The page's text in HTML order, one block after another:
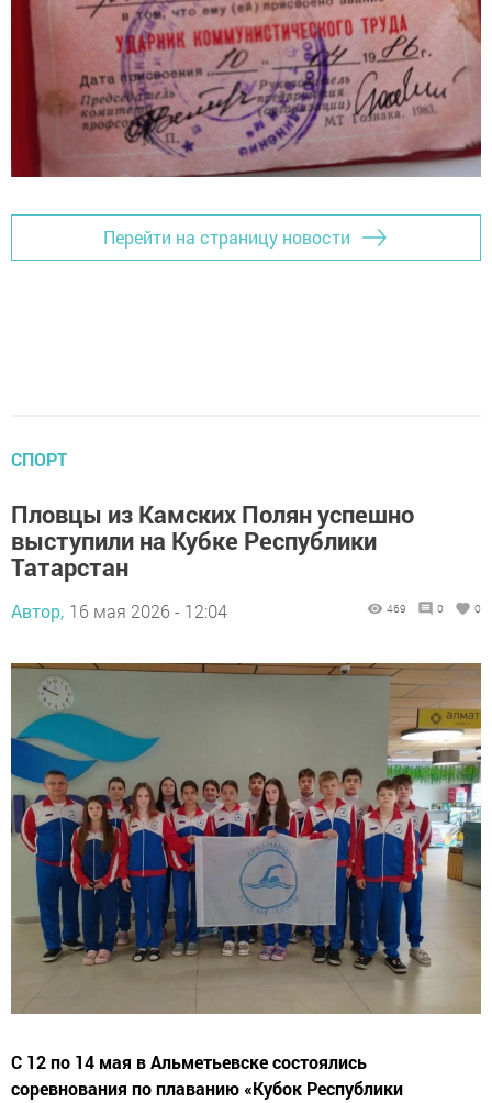
Перейти на страницу новости
СПОРТ
Пловцы из Камских Полян успешно
выступили на Кубке Республики
Татарстан
Автор, 16 мая 2026 - 12:04 469 0 0
С 12 по 14 мая в Альметьевске состоялись
соревнования по плаванию «Кубок Республики